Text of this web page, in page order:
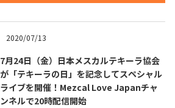
2020/07/13
7月24日（金）日本メスカルテキーラ協会
が「テキーラの日」を記念してスペシャル
ライブを開催！Mezcal Love Japanチャ
ンネルで20時配信開始